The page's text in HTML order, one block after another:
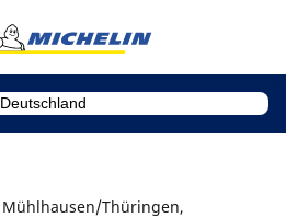
Thüringen,